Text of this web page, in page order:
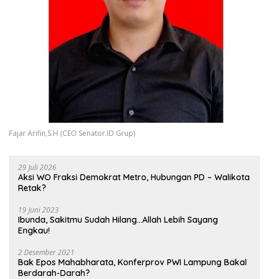
Fajar Arifin,S.H (CEO Senator.ID Grup)
29 Juli 2026
Aksi WO Fraksi Demokrat Metro, Hubungan PD – Walikota
Retak?
19 Juni 2023
Ibunda, Sakitmu Sudah Hilang…Allah Lebih Sayang
Engkau!
2 Desember 2021
Bak Epos Mahabharata, Konferprov PWI Lampung Bakal
Berdarah-Darah?